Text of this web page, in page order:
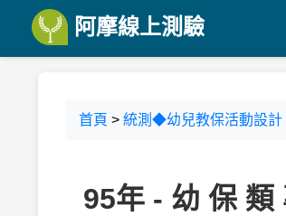
阿摩線上測驗
首頁 > 統測◆幼兒教保活動設計
95年 - 幼 保 類